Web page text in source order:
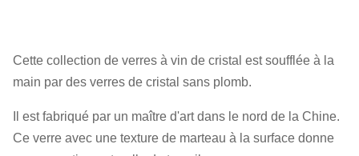
Cette collection de verres à vin de cristal est soufflée à la
main par des verres de cristal sans plomb.
Il est fabriqué par un maître d'art dans le nord de la Chine.
Ce verre avec une texture de marteau à la surface donne